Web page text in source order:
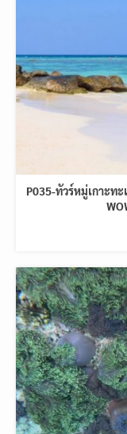
P035-ทัวร์หมู่เกาะท